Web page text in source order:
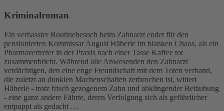
Kriminalroman
Ein verhasster Routinebesuch beim Zahnarzt endet für den
pensionierten Kommissar August Häberle im blanken Chaos, als ein
Pharmavertreter in der Praxis nach einer Tasse Kaffee tot
zusammenbricht. Während alle Anwesenden den Zahnarzt
verdächtigen, den eine enge Freundschaft mit dem Toten verband,
die zuletzt an dunklen Machenschaften zerbrochen ist, wittert
Häberle - trotz frisch gezogenem Zahn und abklingender Betäubung
- eine ganz andere Fährte, deren Verfolgung sich als gefährlicher
entpuppt als gedacht …